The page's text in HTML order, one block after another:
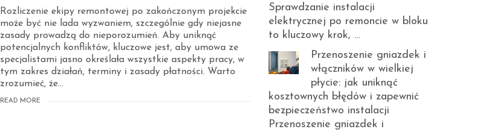
Rozliczenie ekipy remontowej po zakończonym projekcie
może być nie lada wyzwaniem, szczególnie gdy niejasne
zasady prowadzą do nieporozumień. Aby uniknąć
potencjalnych konfliktów, kluczowe jest, aby umowa ze
specjalistami jasno określała wszystkie aspekty pracy, w
tym zakres działań, terminy i zasady płatności. Warto
zrozumieć, że...
READ MORE
Sprawdzanie instalacji
elektrycznej po remoncie w bloku
to kluczowy krok, …
Przenoszenie gniazdek i
włączników w wielkiej
płycie: jak uniknąć
kosztownych błędów i zapewnić
bezpieczeństwo instalacji
Przenoszenie gniazdek i